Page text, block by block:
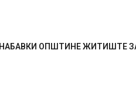
ОПШТИНЕ ЖИТИШТЕ ЗА